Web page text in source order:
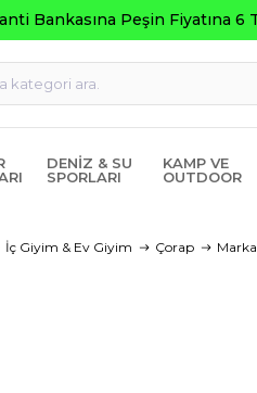
Peşin Fiyatına 6 Taksit
DENIZ & SU
SPORLARI
KAMP VE
OUTDOOR
İç Giyim & Ev Giyim Çorap Marka